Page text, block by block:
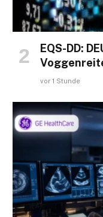
EQS-DD:
vor 1 Stunde